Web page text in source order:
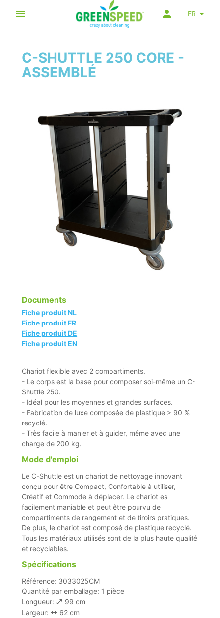
FR
C-SHUTTLE 250 CORE -
ASSEMBLÉ
Documents
Fiche produit NL
Fiche produit FR
Fiche produit DE
Fiche produit EN
Chariot flexible avec 2 compartiments.
- Le corps est la base pour composer soi-même un C-
Shuttle 250.
- Idéal pour les moyennes et grandes surfaces.
- Fabrication de luxe composée de plastique > 90 %
recyclé.
- Très facile à manier et à guider, même avec une
charge de 200 kg.
Mode d'emploi
Le C-Shuttle est un chariot de nettoyage innovant
conçu pour être Compact, Confortable à utiliser,
Créatif et Commode à déplacer. Le chariot es
facilement maniable et peut être pourvu de
compartiments de rangement et de tiroirs pratiques.
De plus, le chariot est composé de plastique recyclé.
Tous les matériaux utilisés sont de la plus haute qualité
et recyclables.
Spécifications
Référence: 3033025CM
Quantité par emballage: 1 pièce
Longueur:
99 cm
Largeur:
62 cm